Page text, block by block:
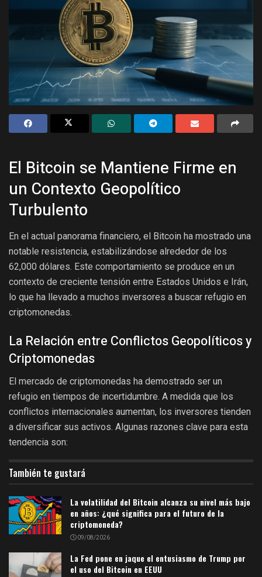
El Bitcoin se Mantiene Firme en
un Contexto Geopolítico
Turbulento
En el actual panorama financiero, el Bitcoin ha mostrado una
notable resistencia, estabilizándose alrededor de los
62,000 dólares. Este comportamiento se produce en un
contexto de creciente tensión entre Estados Unidos e Irán,
lo que ha llevado a muchos inversores a buscar refugio en
criptomonedas.
La Relación entre Conflictos Geopolíticos y
Criptomonedas
El mercado de criptomonedas ha demostrado ser un
refugio en tiempos de incertidumbre. A medida que los
conflictos internacionales aumentan, los inversores tienden
a diversificar sus activos. Algunas razones clave para esta
tendencia son:
También te gustará
La volatilidad del Bitcoin alcanza su nivel más bajo
en años: ¿qué significa para el futuro de la
criptomoneda?
09/08/2026
La Fed pone en jaque el entusiasmo de Trump por
el uso del Bitcoin en EEUU